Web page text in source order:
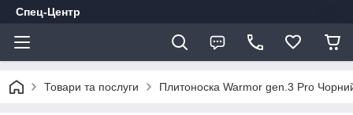
Спец-Центр
Товари та послуги Плитоноска Warmor gen.3 Pro